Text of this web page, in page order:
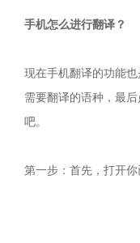
手机怎么进行翻译？
现在手机翻译的功能
需要翻译的语种，最
吧。
第一步：首先，打开